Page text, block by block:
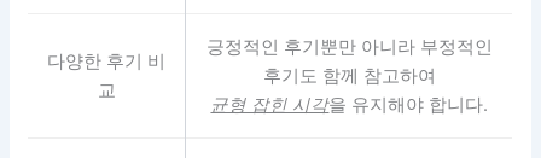
다양한 후기 비
교
긍정적인 후기뿐만 아니라 부정적인
후기도 함께 참고하여
균형 잡힌 시각을 유지해야 합니다.